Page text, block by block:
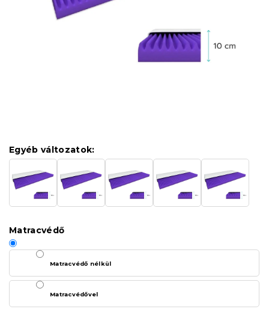
Egyéb változatok:
Matracvédő
Matracvédő nélkül
Matracvédővel